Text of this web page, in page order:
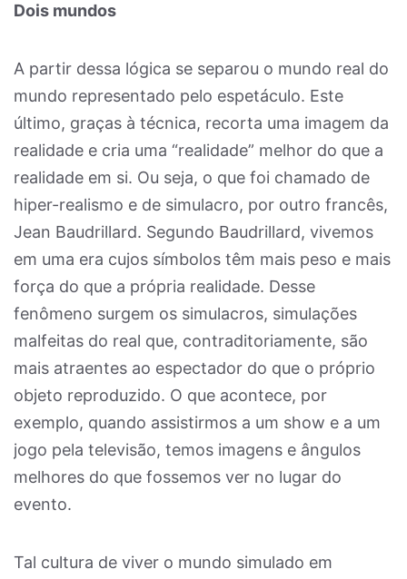
Dois mundos
A partir dessa lógica se separou o mundo real do
mundo representado pelo espetáculo. Este
último, graças à técnica, recorta uma imagem da
realidade e cria uma “realidade” melhor do que a
realidade em si. Ou seja, o que foi chamado de
hiper-realismo e de simulacro, por outro francês,
Jean Baudrillard. Segundo Baudrillard, vivemos
em uma era cujos símbolos têm mais peso e mais
força do que a própria realidade. Desse
fenômeno surgem os simulacros, simulações
malfeitas do real que, contraditoriamente, são
mais atraentes ao espectador do que o próprio
objeto reproduzido. O que acontece, por
exemplo, quando assistirmos a um show e a um
jogo pela televisão, temos imagens e ângulos
melhores do que fossemos ver no lugar do
evento.
Tal cultura de viver o mundo simulado em